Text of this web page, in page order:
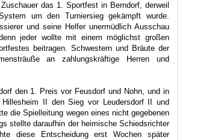
das 1. Sportfest in Berndorf, derweil
um den Turniersieg gekämpft wurde.
und seine Helfer unermüdlich Ausschau
jeder wollte mit einem möglichst großen
beitragen. Schwestern und Bräute der
an zahlungskräftige Herren und
den 1. Preis vor Feusdorf und Nohn, und in
II den Sieg vor Leudersdorf II und
die Spielleitung wegen eines nicht gegebenen
stellte daraufhin der heimische Schiedsrichter
diese Entscheidung erst Wochen später